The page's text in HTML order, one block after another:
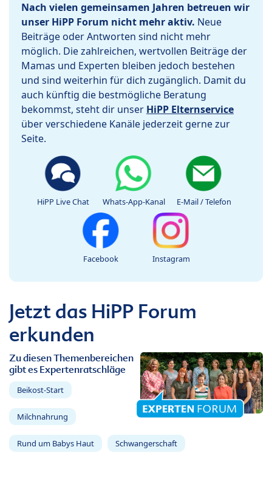
Nach vielen gemeinsamen Jahren betreuen wir
unser HiPP Forum nicht mehr aktiv. Neue
Beiträge oder Antworten sind nicht mehr
möglich. Die zahlreichen, wertvollen Beiträge der
Mamas und Experten bleiben jedoch bestehen
und sind weiterhin für dich zugänglich. Damit du
auch künftig die bestmögliche Beratung
bekommst, steht dir unser HiPP Elternservice
über verschiedene Kanäle jederzeit gerne zur
Seite.
HiPP Live Chat Whats-App-Kanal E-Mail / Telefon
Facebook Instagram
Jetzt das HiPP Forum
erkunden
Zu diesen Themenbereichen
gibt es Expertenratschläge
Beikost-Start
Milchnahrung
Rund um Babys Haut Schwangerschaft